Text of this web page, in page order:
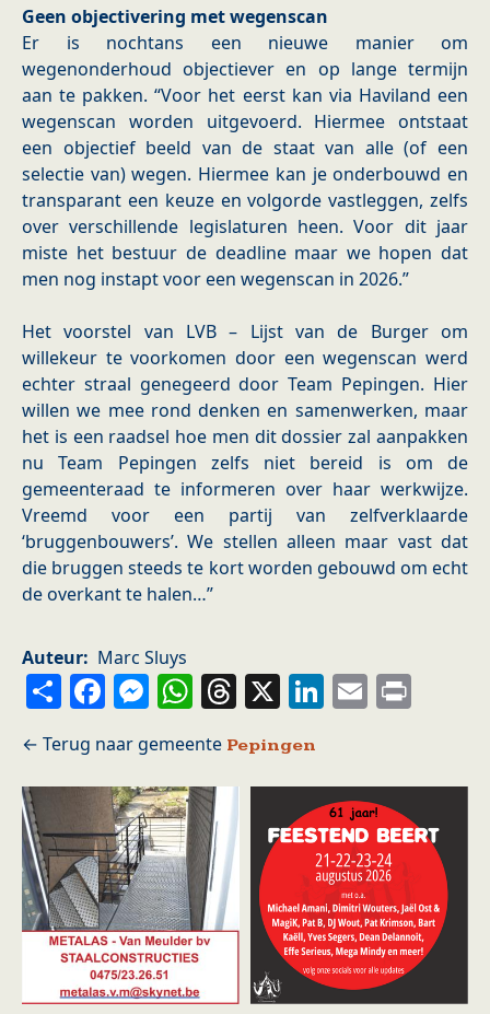
Geen objectivering met wegenscan
Er is nochtans een nieuwe manier om
wegenonderhoud objectiever en op lange termijn
aan te pakken. “Voor het eerst kan via Haviland een
wegenscan worden uitgevoerd. Hiermee ontstaat
een objectief beeld van de staat van alle (of een
selectie van) wegen. Hiermee kan je onderbouwd en
transparant een keuze en volgorde vastleggen, zelfs
over verschillende legislaturen heen. Voor dit jaar
miste het bestuur de deadline maar we hopen dat
men nog instapt voor een wegenscan in 2026.”
Het voorstel van LVB – Lijst van de Burger om
willekeur te voorkomen door een wegenscan werd
echter straal genegeerd door Team Pepingen. Hier
willen we mee rond denken en samenwerken, maar
het is een raadsel hoe men dit dossier zal aanpakken
nu Team Pepingen zelfs niet bereid is om de
gemeenteraad te informeren over haar werkwijze.
Vreemd voor een partij van zelfverklaarde
‘bruggenbouwers’. We stellen alleen maar vast dat
die bruggen steeds te kort worden gebouwd om echt
de overkant te halen…”
Auteur Marc Sluys
ShareFacebook
Messenger
WhatsApp
Threads
X LinkedIn
Email
Pepingen